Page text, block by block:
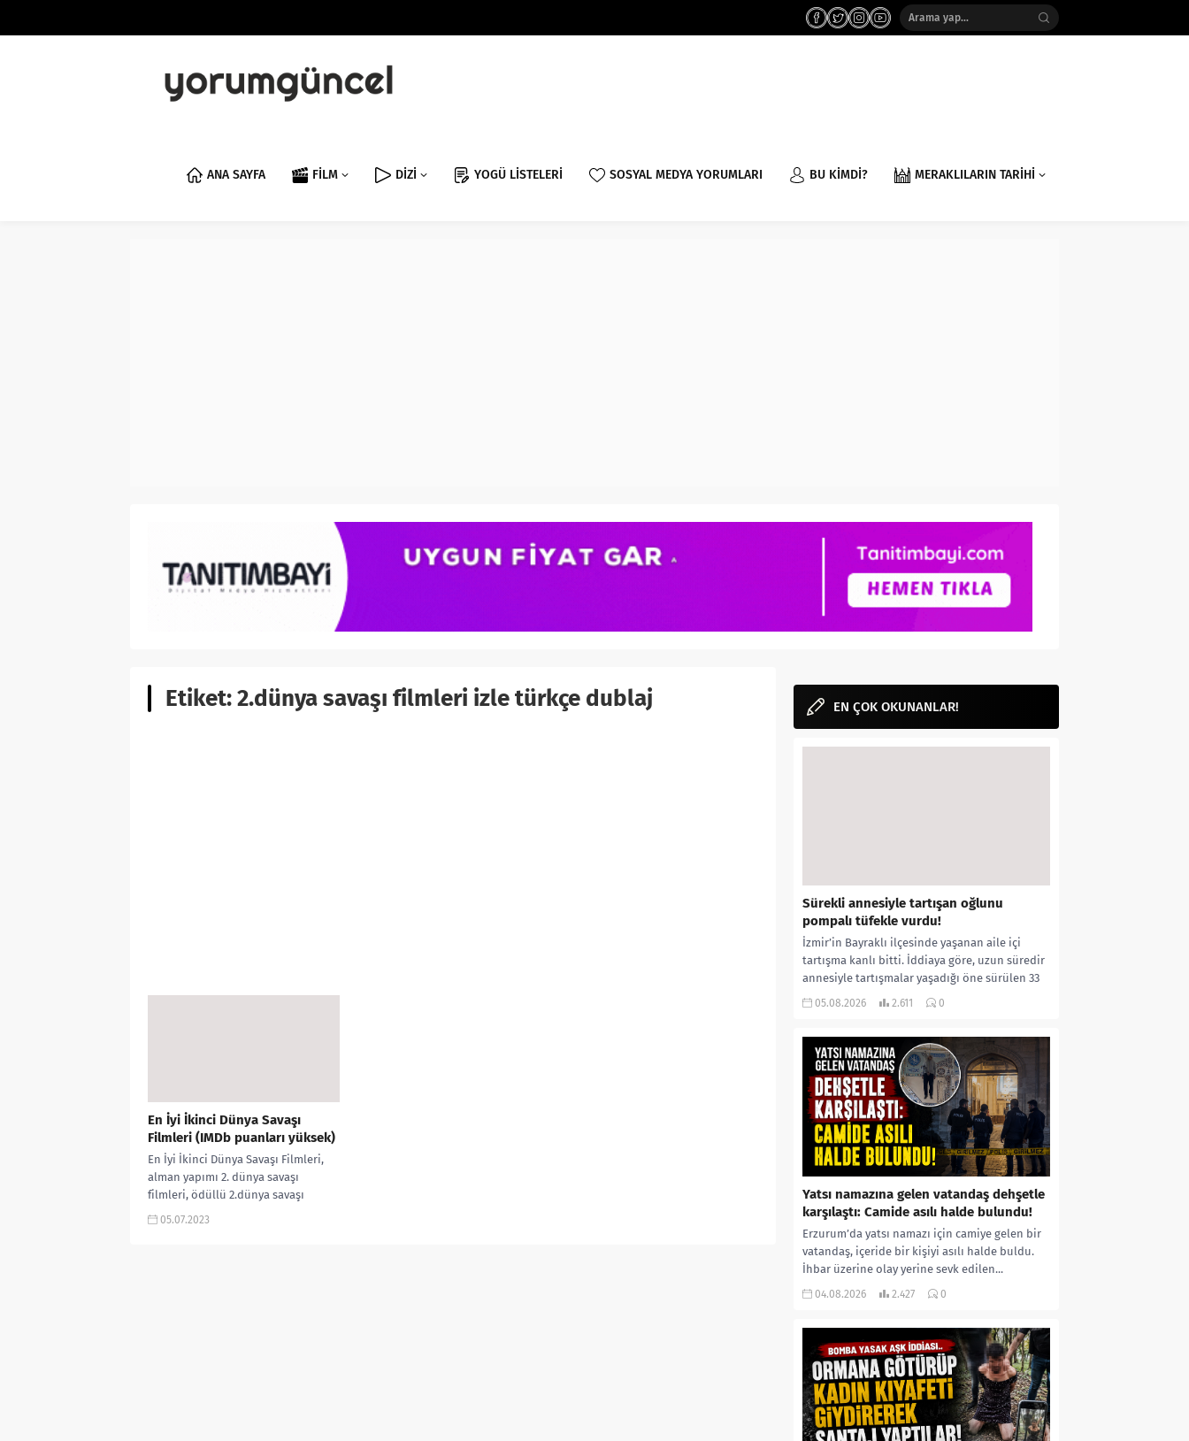
ANA SAYFA FİLM DİZİ YOGÜ LİSTELERİ SOSYAL MEDYA YORUMLARI BU KİMDİ? MERAKLILARIN TARİHİ
Etiket:2.dünya savaşı filmleri izle türkçe dublaj
En İyi İkinci Dünya Savaşı
Filmleri (IMDb puanları yüksek)
En İyi İkinci Dünya Savaşı Filmleri,
alman yapımı 2. dünya savaşı
filmleri, ödüllü 2.dünya savaşı
filmleri, 2.dünya savaşı filmleri
05.07.2023
EN ÇOK OKUNANLAR!
Sürekli annesiyle tartışan oğlunu
pompalı tüfekle vurdu!
İzmir’in Bayraklı ilçesinde yaşanan aile içi
tartışma kanlı bitti. İddiaya göre, uzun süredir
annesiyle tartışmalar yaşadığı öne sürülen 33
yaşındaki...
05.08.2026 2.611 0
Yatsı namazına gelen vatandaş dehşetle
karşılaştı: Camide asılı halde bulundu!
Erzurum’da yatsı namazı için camiye gelen bir
vatandaş, içeride bir kişiyi asılı halde buldu.
İhbar üzerine olay yerine sevk edilen...
04.08.2026 2.427 0